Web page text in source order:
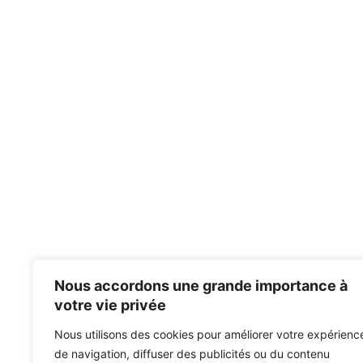
Nous accordons une grande importance à
votre vie privée
Nous utilisons des cookies pour améliorer votre
de navigation, diffuser des publicités ou du contenu